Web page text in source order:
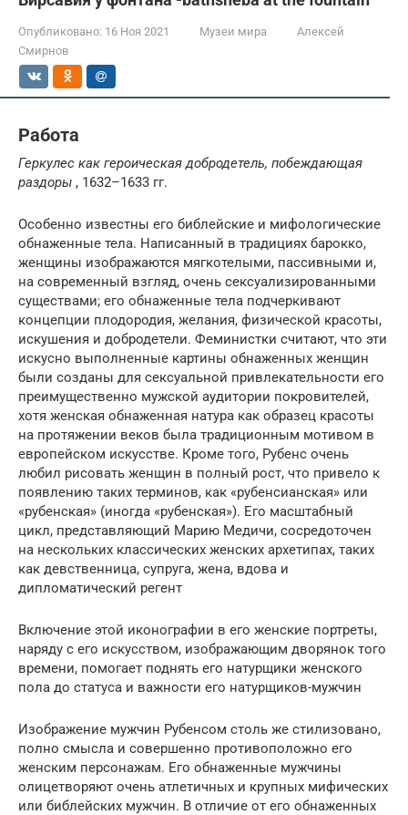
Опубликовано: 16 Ноя 2021 Музеи мира
Алексей
Смирнов
Работа
Геркулес как героическая добродетель, побеждающая
раздоры , 1632–1633 гг.
Особенно известны его библейские и мифологические
обнаженные тела. Написанный в традициях барокко,
женщины изображаются мягкотелыми, пассивными и,
на современный взгляд, очень сексуализированными
существами; его обнаженные тела подчеркивают
концепции плодородия, желания, физической красоты,
искушения и добродетели. Феминистки считают, что эти
искусно выполненные картины обнаженных женщин
были созданы для сексуальной привлекательности его
преимущественно мужской аудитории покровителей,
хотя женская обнаженная натура как образец красоты
на протяжении веков была традиционным мотивом в
европейском искусстве. Кроме того, Рубенс очень
любил рисовать женщин в полный рост, что привело к
появлению таких терминов, как «рубенсианская» или
«рубенская» (иногда «рубенская»). Его масштабный
цикл, представляющий Марию Медичи, сосредоточен
на нескольких классических женских архетипах, таких
как девственница, супруга, жена, вдова и
дипломатический регент
Включение этой иконографии в его женские портреты,
наряду с его искусством, изображающим дворянок того
времени, помогает поднять его натурщики женского
пола до статуса и важности его натурщиков-мужчин
Изображение мужчин Рубенсом столь же стилизовано,
полно смысла и совершенно противоположно его
женским персонажам. Его обнаженные мужчины
олицетворяют очень атлетичных и крупных мифических
или библейских мужчин. В отличие от его обнаженных